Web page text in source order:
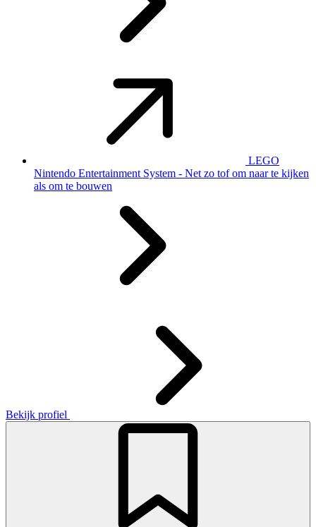
LEGO
Nintendo Entertainment System - Net zo tof om naar te kijken
als om te bouwen
Bekijk profiel